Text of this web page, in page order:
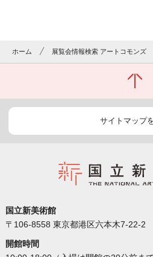
ホーム 展覧会情報検索 アートコモンズ
サイトマップ
国立新美術館
〒106-8558 東京都港区六本木7-22-2
開館時間